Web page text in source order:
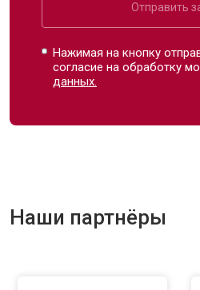
Отправить
Нажимая на кнопку
согласие на обработку
данных.
Наши партнёры